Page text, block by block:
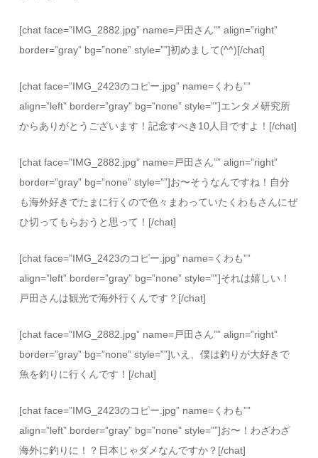
[chat face=”IMG_2882.jpg” name=戸田さん”” align=”right”
border=”gray” bg=”none” style=””]初めまして(^^)[/chat]
[chat face=”IMG_2423のコピー.jpg” name=くわも””
align=”left” border=”gray” bg=”none” style=””]エンタメ研究所
からありがとうございます！記念すべき10人目ですよ！[/chat]
[chat face=”IMG_2882.jpg” name=戸田さん”” align=”right”
border=”gray” bg=”none” style=””]お〜そうなんですね！自分
も海外好きでたまに行くので色々まわっていたくわもさんにぜ
ひ切ってもらおうと思って！[/chat]
[chat face=”IMG_2423のコピー.jpg” name=くわも””
align=”left” border=”gray” bg=”none” style=””]それは嬉しい！
戸田さんは観光で海外行くんです？[/chat]
[chat face=”IMG_2882.jpg” name=戸田さん”” align=”right”
border=”gray” bg=”none” style=””]いえ、僕は釣りが大好きで
魚を釣りに行くんです！[/chat]
[chat face=”IMG_2423のコピー.jpg” name=くわも””
align=”left” border=”gray” bg=”none” style=””]お〜！わざわざ
海外に釣りに！？日本じゃダメなんですか？[/chat]